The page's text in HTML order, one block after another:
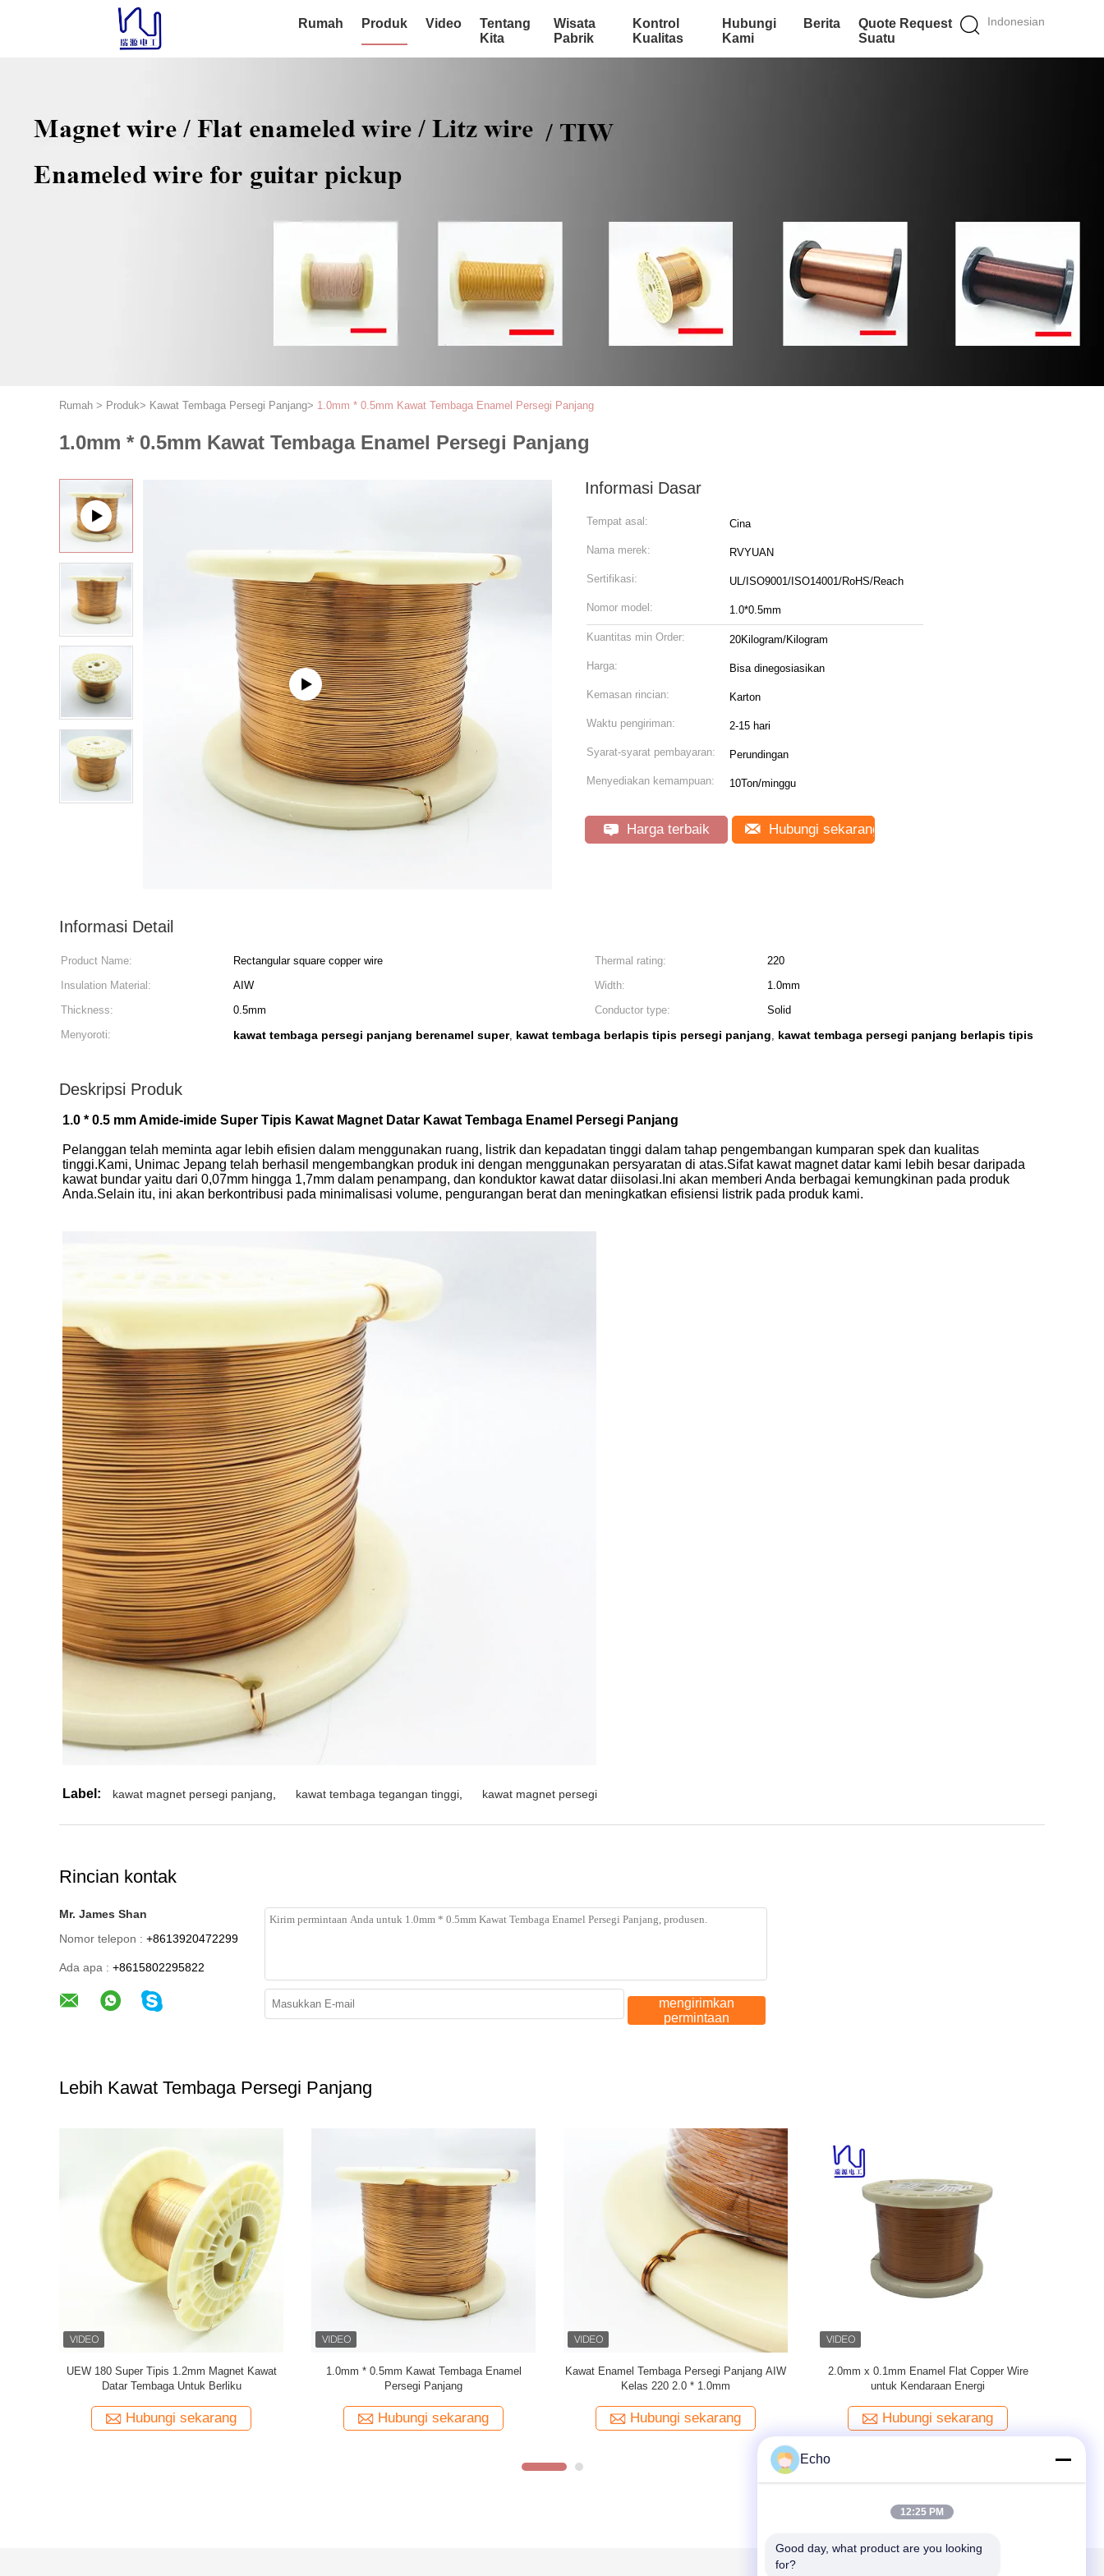
Indonesian
Rumah Produk Video
Tentang
Kita
Wisata
Pabrik
Kontrol
Kualitas
Hubungi
Kami
Berita
Quote Request
Suatu
Rumah > Produk> Kawat Tembaga Persegi Panjang> 1.0mm * 0.5mm Kawat Tembaga Enamel Persegi Panjang
1.0mm * 0.5mm Kawat Tembaga Enamel Persegi Panjang
Informasi Dasar
Tempat asal: Cina
Nama merek: RVYUAN
Sertifikasi: UL/ISO9001/ISO14001/RoHS/Reach
Nomor model: 1.0*0.5mm
Kuantitas min Order: 20Kilogram/Kilogram
Harga: Bisa dinegosiasikan
Kemasan rincian: Karton
Waktu pengiriman: 2-15 hari
Syarat-syarat pembayaran: Perundingan
Menyediakan kemampuan: 10Ton/minggu
Harga terbaik Hubungi sekarang
Informasi Detail
Product Name: Rectangular square copper wire Thermal rating:
220
Insulation Material:
AIW Width:
1.0mm
Thickness:
0.5mm Conductor type:
Solid
Menyoroti:
kawat tembaga persegi panjang berenamel super, kawat tembaga berlapis tipis persegi panjang, kawat tembaga persegi panjang berlapis tipis
Deskripsi Produk
1.0 * 0.5 mm Amide-imide Super Tipis Kawat Magnet Datar Kawat Tembaga Enamel Persegi Panjang
Pelanggan telah meminta agar lebih efisien dalam menggunakan ruang, listrik dan kepadatan tinggi dalam tahap pengembangan kumparan spek dan kualitas
tinggi.Kami, Unimac Jepang telah berhasil mengembangkan produk ini dengan menggunakan persyaratan di atas.Sifat kawat magnet datar kami lebih besar daripada
kawat bundar yaitu dari 0,07mm hingga 1,7mm dalam penampang, dan konduktor kawat datar diisolasi.Ini akan memberi Anda berbagai kemungkinan pada produk
Anda.Selain itu, ini akan berkontribusi pada minimalisasi volume, pengurangan berat dan meningkatkan efisiensi listrik pada produk kami.
Label: kawat magnet persegi panjang kawat tembaga tegangan tinggi kawat magnet persegi
Rincian kontak
Mr. James Shan
Nomor telepon : +8613920472299
Ada apa : +8615802295822
mengirimkan
permintaan
Lebih Kawat Tembaga Persegi Panjang
Super 1.8mmx0.2mm UL AIW Lapisan Wire
Tembaga Lapisan Lapisan Untuk Motor
Hubungi sekarang
UEWH Kawat tembaga berenamel persegi
panjang super tipis 1,5 mm x 0,1 mm untuk
Hubungi sekarang
Custom berkualitas tinggi datar enamel kawat
tembaga persegi panjang kawat tembaga untuk
Hubungi sekarang
Kawat Tembaga Berliku Magnet Persegi
Panjang/Datar Beremail Ultra Halus 0.1Mm
Hubungi sekarang
Echo
12:25 PM
Good day, what product are you looking
for?